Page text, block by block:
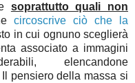
soprattutto quali non
circoscrive ciò che la
in cui ognuno sceglierà
associato a immagini
elencandone
pensiero della massa si